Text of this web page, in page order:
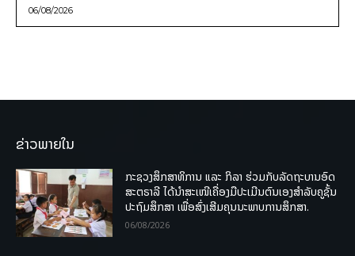
06/08/2026
ຂ່າວພາຍໃນ
ກະຊວງສຶກສາທິການ ແລະ ກິລາ ຮ່ວມກັບລັດຖະບານອົດ
ສະຕຣາລີ ໄດ້ນຳສະເໜີເຄື່ອງມືປະເມີນຕົນເອງສຳລັບຄູຊັ້ນ
ປະຖົມສຶກສາ ເພື່ອສົ່ງເສີມຄຸນນະພາບການສຶກສາ.
06/08/2026